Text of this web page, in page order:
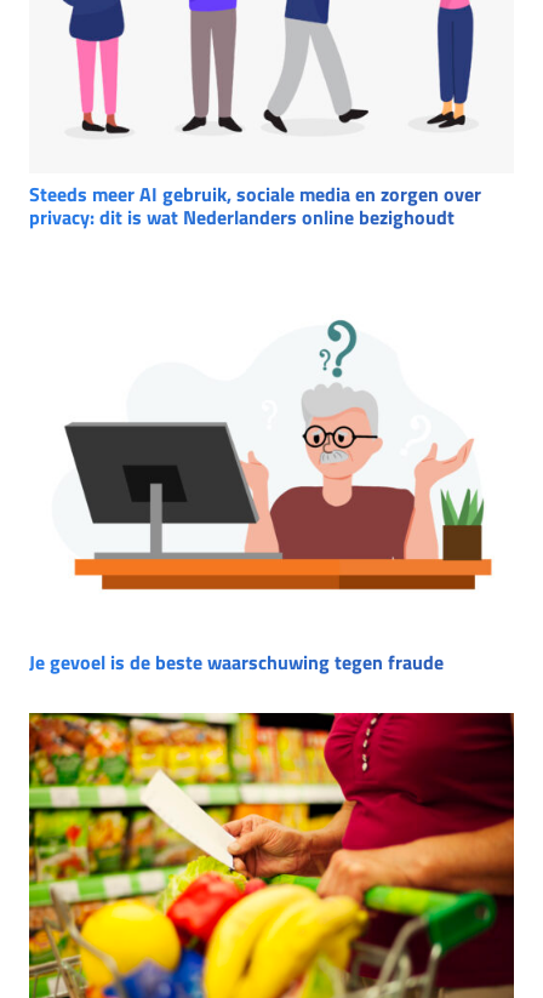
Steeds meer AI gebruik, sociale media en zorgen over
privacy: dit is wat Nederlanders online bezighoudt
Je gevoel is de beste waarschuwing tegen fraude